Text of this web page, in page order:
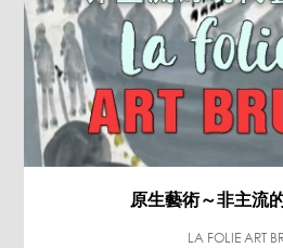
原生藝術～非主流
LA FOLIE ART